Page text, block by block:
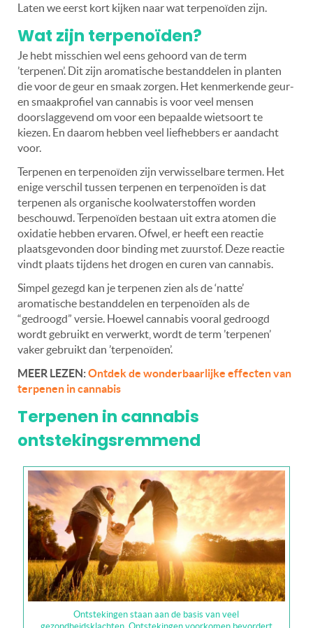
Laten we eerst kort kijken naar wat terpenoïden zijn.
Wat zijn terpenoïden?
Je hebt misschien wel eens gehoord van de term
’terpenen’. Dit zijn aromatische bestanddelen in planten
die voor de geur en smaak zorgen. Het kenmerkende geur-
en smaakprofiel van cannabis is voor veel mensen
doorslaggevend om voor een bepaalde wietsoort te
kiezen. En daarom hebben veel liefhebbers er aandacht
voor.
Terpenen en terpenoïden zijn verwisselbare termen. Het
enige verschil tussen terpenen en terpenoïden is dat
terpenen als organische koolwaterstoffen worden
beschouwd. Terpenoïden bestaan uit extra atomen die
oxidatie hebben ervaren. Ofwel, er heeft een reactie
plaatsgevonden door binding met zuurstof. Deze reactie
vindt plaats tijdens het drogen en curen van cannabis.
Simpel gezegd kan je terpenen zien als de ‘natte’
aromatische bestanddelen en terpenoïden als de
“gedroogd” versie. Hoewel cannabis vooral gedroogd
wordt gebruikt en verwerkt, wordt de term ’terpenen’
vaker gebruikt dan ’terpenoïden’.
MEER LEZEN:Ontdek de wonderbaarlijke effecten van
terpenen in cannabis
Terpenen in cannabis
ontstekingsremmend
Ontstekingen staan aan de basis van veel